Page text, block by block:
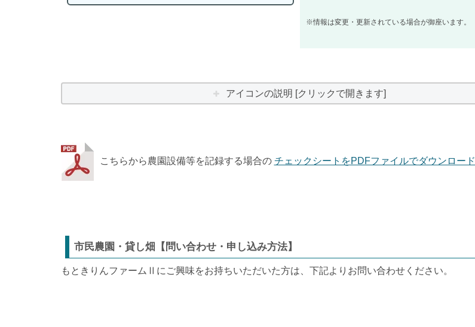
※情報は変更・更新されている場合が御座います。
アイコンの説明 [クリックで開きます]
こちらから農園設備等を記録する場合の チェックシートをPDFファイルでダウンロード
市民農園・貸し畑【問い合わせ・申し込み方法】
もときりんファームⅡにご興味をお持ちいただいた方は、下記よりお問い合わせください。